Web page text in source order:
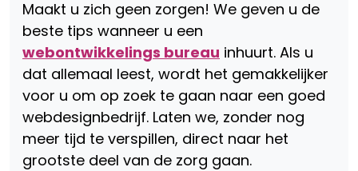
Maakt u zich geen zorgen! We geven u de
beste tips wanneer u een
webontwikkelings bureau inhuurt. Als u
dat allemaal leest, wordt het gemakkelijker
voor u om op zoek te gaan naar een goed
webdesignbedrijf. Laten we, zonder nog
meer tijd te verspillen, direct naar het
grootste deel van de zorg gaan.